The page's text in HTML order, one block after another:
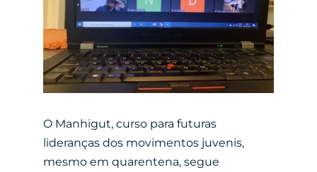
O Manhigut, curso para futuras
lideranças dos movimentos juvenis,
mesmo em quarentena, segue